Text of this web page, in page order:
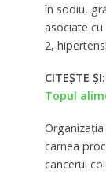
în sodiu,
asociate
2,
CITEȘTE ȘI:
Topul
carnea
cancerul